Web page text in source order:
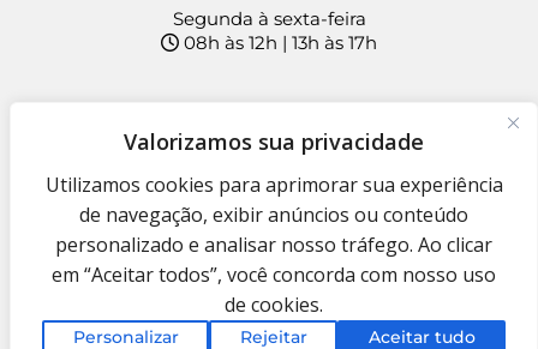
Valorizamos sua privacidade
Utilizamos cookies para aprimorar sua experiência
de navegação, exibir anúncios ou conteúdo
personalizado e analisar nosso tráfego. Ao clicar
em “Aceitar todos”, você concorda com nosso uso
de cookies.
Personalizar Rejeitar Aceitar tudo
Segunda à sexta-feira
08h às 12h | 13h às 17h
+55 (62) 99815-1049
ouvidoria@rtve.org.br
TV UFG © Copyright 2009 – 2025
Fundação Rádio e Televisão
Educativa e Cultural
Termo de Uso e Aviso de Privacidade